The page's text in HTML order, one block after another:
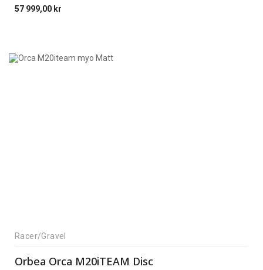
57 999,00 kr
Racer/Gravel
Orbea Orca M20iTEAM Disc